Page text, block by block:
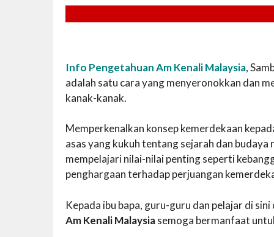
Info Pengetahuan Am Kenali Malaysia,
adalah satu cara yang menyeronokkan dan
kanak-kanak.
Memperkenalkan konsep kemerdekaan
asas yang kukuh tentang sejarah dan
mempelajari nilai-nilai penting seperti
penghargaan terhadap perjuangan
Kepada ibu bapa, guru-guru dan pelajar di
Am Kenali Malaysiasemoga bermanfaat